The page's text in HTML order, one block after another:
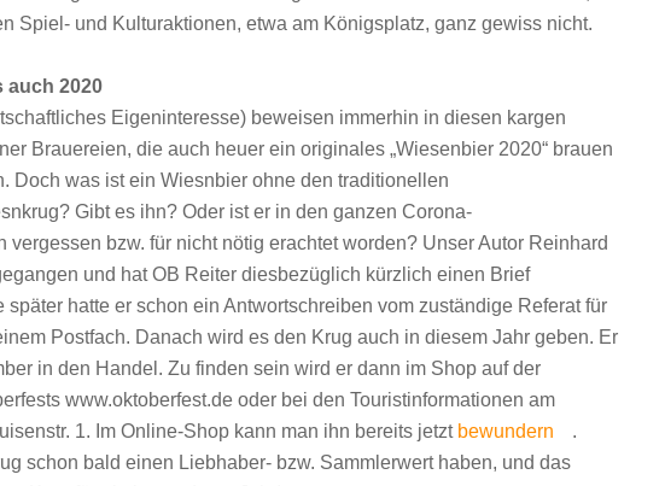
Spiel- und Kulturaktionen, etwa am Königsplatz, ganz gewiss nicht.
auch 2020
Eigeninteresse) beweisen immerhin in diesen kargen
Brauereien, die auch heuer ein originales „Wiesenbier 2020“ brauen
Doch was ist ein Wiesnbier ohne den traditionellen
Gibt es ihn? Oder ist er in den ganzen Corona-
vergessen bzw. für nicht nötig erachtet worden? Unser Autor Reinhard
und hat OB Reiter diesbezüglich kürzlich einen Brief
später hatte er schon ein Antwortschreiben vom zuständige Referat für
Postfach. Danach wird es den Krug auch in diesem Jahr geben. Er
in den Handel. Zu finden sein wird er dann im Shop auf der
www.oktoberfest.de oder bei den Touristinformationen am
1. Im Online-Shop kann man ihn bereits jetzt bewundern
.
schon bald einen Liebhaber- bzw. Sammlerwert haben, und das